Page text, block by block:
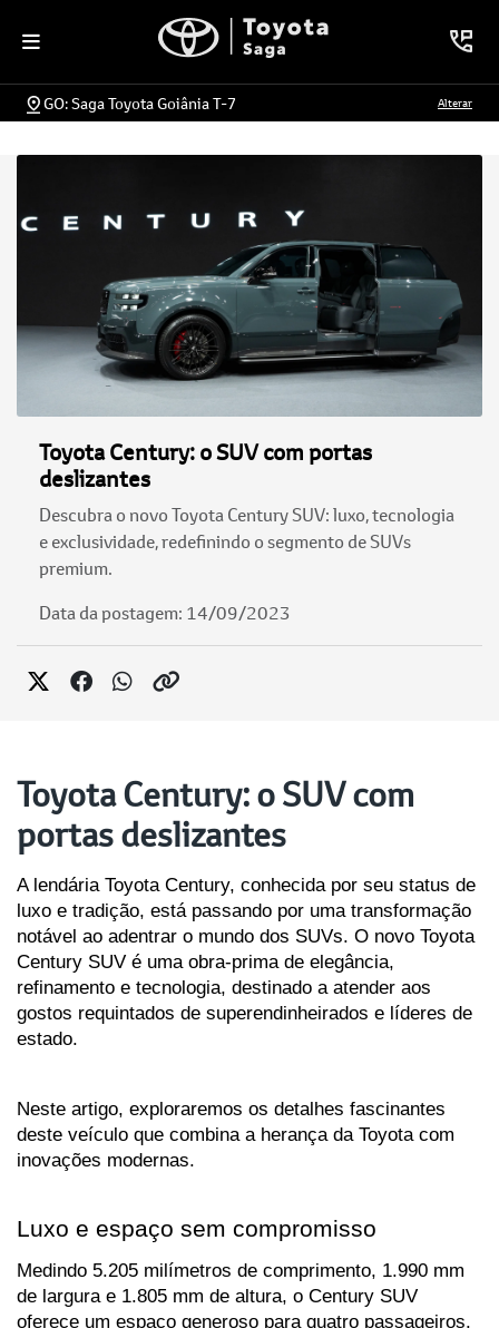
GO: Saga Toyota Goiânia T-7 Alterar
Toyota Century: o SUV com portas
deslizantes
Descubra o novo Toyota Century SUV: luxo, tecnologia
e exclusividade, redefinindo o segmento de SUVs
premium.
Data da postagem: 14/09/2023
Toyota Century: o SUV com
portas deslizantes
A lendária Toyota Century, conhecida por seu status de
luxo e tradição, está passando por uma transformação
notável ao adentrar o mundo dos SUVs. O novo Toyota
Century SUV é uma obra-prima de elegância,
refinamento e tecnologia, destinado a atender aos
gostos requintados de superendinheirados e líderes de
estado.
Neste artigo, exploraremos os detalhes fascinantes
deste veículo que combina a herança da Toyota com
inovações modernas.
Luxo e espaço sem compromisso
Medindo 5.205 milímetros de comprimento, 1.990 mm
de largura e 1.805 mm de altura, o Century SUV
oferece um espaço generoso para quatro passageiros.